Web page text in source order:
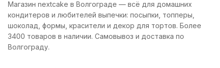
Магазин nextcake в Волгограде — всё для домашних
кондитеров и любителей выпечки: посыпки, топперы,
шоколад, формы, красители и декор для тортов. Более
3400 товаров в наличии. Самовывоз и доставка по
Волгограду.